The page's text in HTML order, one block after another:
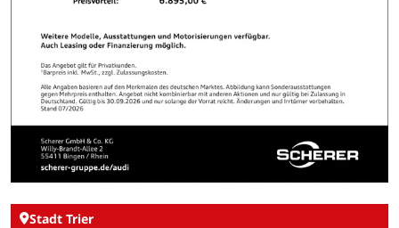
Stadt Trier